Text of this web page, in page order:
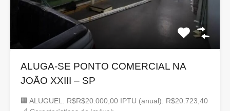
ALUGA-SE PONTO COMERCIAL NA
JOÃO XXIII – SP
🏢 ALUGUEL: R$R$20.000,00 IPTU (anual): R$20.723,40